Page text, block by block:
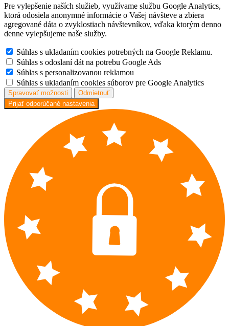
Pre vylepšenie naších služieb, využívame službu Google Analytics,
ktorá odosiela anonymné informácie o Vašej návšteve a zbiera
agregované dáta o zvyklostiach návštevníkov, vďaka ktorým denno
denne vylepšujeme naše služby.
Súhlas s ukladaním cookies potrebných na Google Reklamu.
Súhlas s odoslaní dát na potrebu Google Ads
Súhlas s personalizovanou reklamou
Súhlas s ukladaním cookies súborov pre Google Analytics
Spravovať možnosti
Odmietnuť
Prijať odporúčané nastavenia